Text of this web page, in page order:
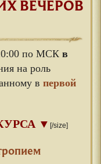
ВЕЧЕРОВ
по МСК в
на роль
в первой
▼ [/size]